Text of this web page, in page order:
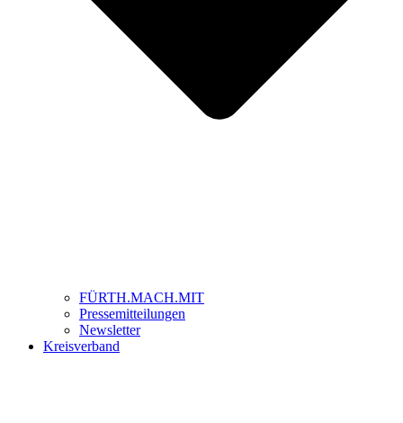
FÜRTH.MACH.MIT
Pressemitteilungen
Newsletter
Kreisverband